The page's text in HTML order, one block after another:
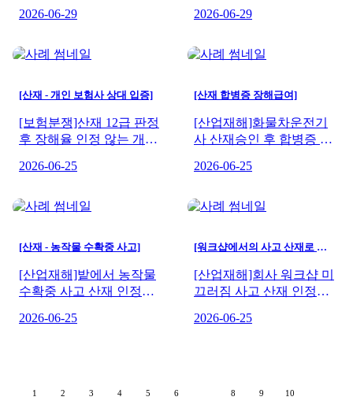
2026-06-29 2026-06-29
[산재 - 개인 보험사 상대 입증]
[보험분쟁]산재 12급 판정
후 장해율 인정 않는 개인
2026-06-25
[산재 합병증 장해급여]
[산업재해]화물차운전기
사 산재승인 후 합병증 장
2026-06-25
[산재 - 농작물 수확중 사고]
[산업재해]밭에서 농작물
수확중 사고 산재 인정된
2026-06-25
[워크샵에서의 사고 산재로 인정]
[산업재해]회사 워크샵 미
끄러짐 사고 산재 인정된
2026-06-25
1페
2페
3페
4페
5페
6페
열
페
8페
9페
10
페